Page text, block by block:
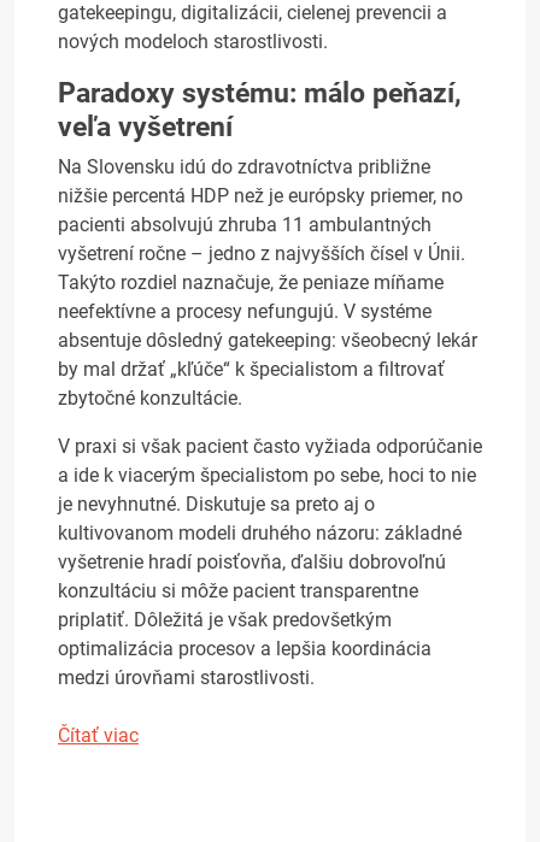
gatekeepingu, digitalizácii, cielenej prevencii a
nových modeloch starostlivosti.
Paradoxy systému: málo peňazí,
veľa vyšetrení
Na Slovensku idú do zdravotníctva približne
nižšie percentá HDP než je európsky priemer, no
pacienti absolvujú zhruba 11 ambulantných
vyšetrení ročne – jedno z najvyšších čísel v Únii.
Takýto rozdiel naznačuje, že peniaze míňame
neefektívne a procesy nefungujú. V systéme
absentuje dôsledný gatekeeping: všeobecný lekár
by mal držať „kľúče“ k špecialistom a filtrovať
zbytočné konzultácie.
V praxi si však pacient často vyžiada odporúčanie
a ide k viacerým špecialistom po sebe, hoci to nie
je nevyhnutné. Diskutuje sa preto aj o
kultivovanom modeli druhého názoru: základné
vyšetrenie hradí poisťovňa, ďalšiu dobrovoľnú
konzultáciu si môže pacient transparentne
priplatiť. Dôležitá je však predovšetkým
optimalizácia procesov a lepšia koordinácia
medzi úrovňami starostlivosti.
Čítať viac